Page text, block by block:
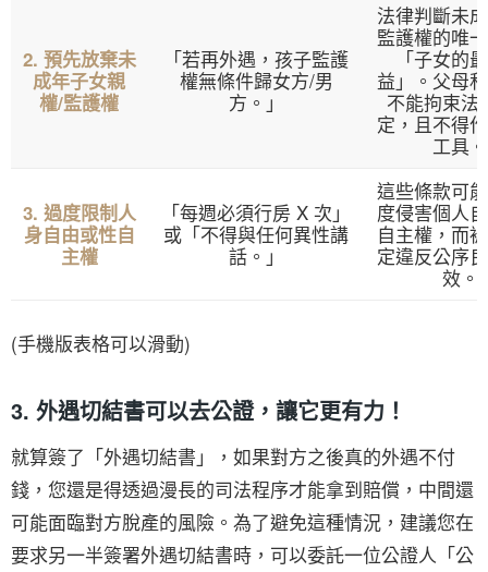
2. 預先放棄未
成年子女親
權/監護權
「若再外遇，孩子監護
權無條件歸女方/男
方。」
法律判斷未
監護權的唯
「子女的
益」。父母
不能拘束法
定，且不得
工具。
3. 過度限制人
身自由或性自
主權
「每週必須行房 X 次」
或「不得與任何異性講
話。」
這些條款可
度侵害個人
自主權，而
定違反公序
效。
(手機版表格可以滑動)
3. 外遇切結書可以去公證，讓它更有力！
就算簽了「外遇切結書」，如果對方之後真的外遇不付
錢，您還是得透過漫長的司法程序才能拿到賠償，中間還
可能面臨對方脫產的風險。為了避免這種情況，建議您在
要求另一半簽署外遇切結書時，可以委託一位公證人「公